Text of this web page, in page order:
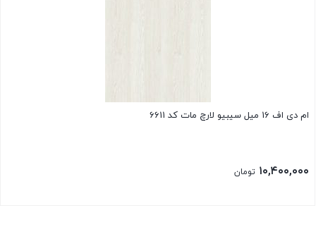
ام دی اف 16 میل سیبیو لارچ مات کد 6611
۱۰,۴۰۰,۰۰۰ تومان